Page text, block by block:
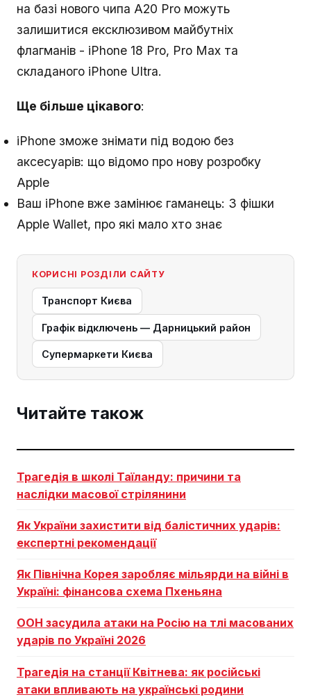
на базі нового чипа A20 Pro можуть
залишитися ексклюзивом майбутніх
флагманів - iPhone 18 Pro, Pro Max та
складаного iPhone Ultra.
Ще більше цікавого:
iPhone зможе знімати під водою без
аксесуарів: що відомо про нову розробку
Apple
Ваш iPhone вже замінює гаманець: 3 фішки
Apple Wallet, про які мало хто знає
КОРИСНІ РОЗДІЛИ САЙТУ
Транспорт Києва
Графік відключень — Дарницький район
Супермаркети Києва
Читайте також
Трагедія в школі Таїланду: причини та
наслідки масової стрілянини
Як України захистити від балістичних ударів:
експертні рекомендації
Як Північна Корея заробляє мільярди на війні в
Україні: фінансова схема Пхеньяна
ООН засудила атаки на Росію на тлі масованих
ударів по Україні 2026
Трагедія на станції Квітнева: як російські
атаки впливають на українські родини